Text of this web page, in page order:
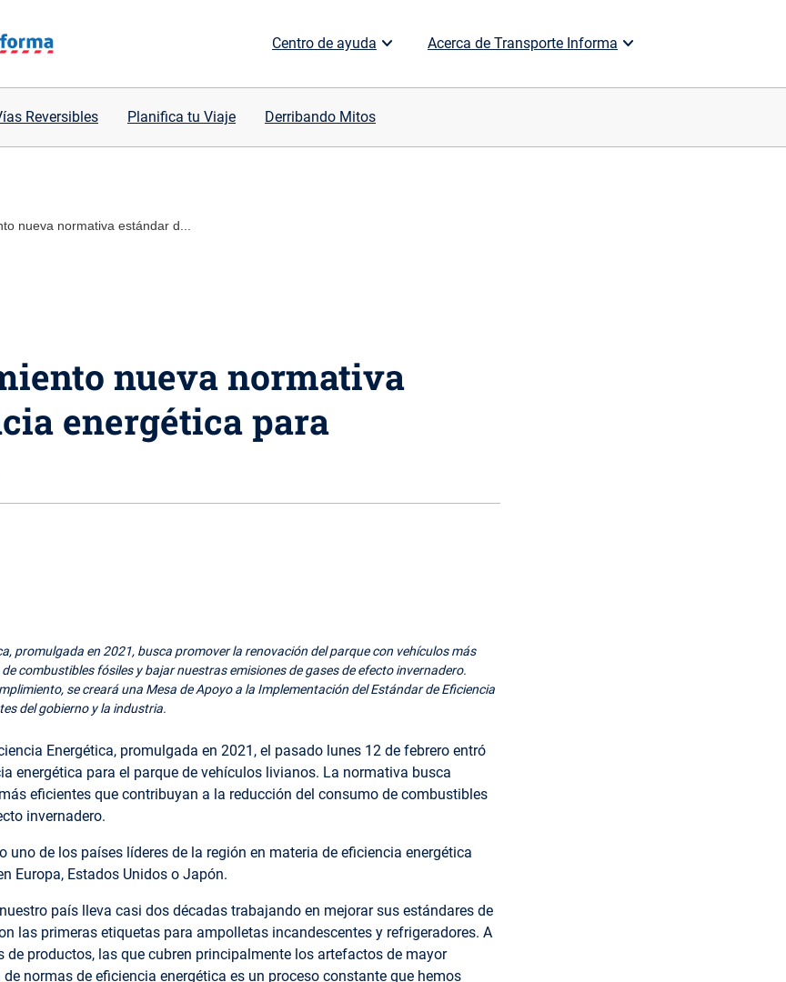
Centro de ayuda Acerca de Transporte Informa
Reversibles Planifica tu Viaje Derribando Mitos
nueva normativa estándar d...
nueva normativa
energética para
promulgada en 2021, busca promover la renovación del parque con vehículos más
combustibles fósiles y bajar nuestras emisiones de gases de efecto invernadero.
se creará una Mesa de Apoyo a la Implementación del Estándar de Eficiencia
del gobierno y la industria.
Energética, promulgada en 2021, el pasado lunes 12 de febrero entró
energética para el parque de vehículos livianos. La normativa busca
eficientes que contribuyan a la reducción del consumo de combustibles
invernadero.
de los países líderes de la región en materia de eficiencia energética
Europa, Estados Unidos o Japón.
país lleva casi dos décadas trabajando en mejorar sus estándares de
las primeras etiquetas para ampolletas incandescentes y refrigeradores. A
productos, las que cubren principalmente los artefactos de mayor
normas de eficiencia energética es un proceso constante que hemos